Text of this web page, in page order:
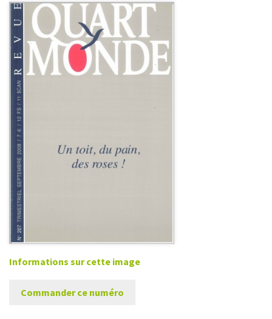
Informations sur cette image
Commander ce numéro